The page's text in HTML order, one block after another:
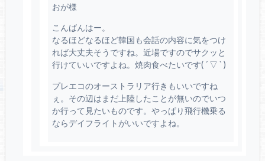
おが様
こんばんはー。
なるほどなるほど韓国も会話の内容に気をつけ
れば大丈夫そうですね。近場ですのでサクッと
行けていいですよね。焼肉食べたいです( ´ ▽ ` )
プレエコのオーストラリア行きもいいですね
ぇ。その辺はまだ上陸したことが無いのでいつ
か行って見たいものです。やっぱり飛行機乗る
ならデイフライトがいいですよね。